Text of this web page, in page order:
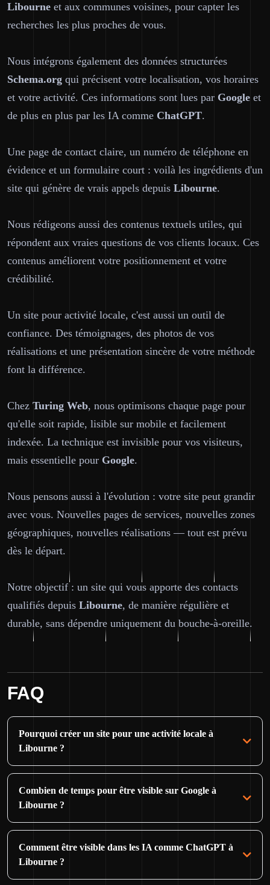
Libourne et aux communes voisines, pour capter les
recherches les plus proches de vous.
Nous intégrons également des données structurées
Schema.org qui précisent votre localisation, vos horaires
et votre activité. Ces informations sont lues par Google et
de plus en plus par les IA comme ChatGPT.
Une page de contact claire, un numéro de téléphone en
évidence et un formulaire court : voilà les ingrédients d'un
site qui génère de vrais appels depuis Libourne.
Nous rédigeons aussi des contenus textuels utiles, qui
répondent aux vraies questions de vos clients locaux. Ces
contenus améliorent votre positionnement et votre
crédibilité.
Un site pour activité locale, c'est aussi un outil de
confiance. Des témoignages, des photos de vos
réalisations et une présentation sincère de votre méthode
font la différence.
Chez Turing Web, nous optimisons chaque page pour
qu'elle soit rapide, lisible sur mobile et facilement
indexée. La technique est invisible pour vos visiteurs,
mais essentielle pour Google.
Nous pensons aussi à l'évolution : votre site peut grandir
avec vous. Nouvelles pages de services, nouvelles zones
géographiques, nouvelles réalisations — tout est prévu
dès le départ.
Notre objectif : un site qui vous apporte des contacts
qualifiés depuis Libourne, de manière régulière et
durable, sans dépendre uniquement du bouche-à-oreille.
FAQ
Pourquoi créer un site pour une activité locale à
Libourne ?
Combien de temps pour être visible sur Google à
Libourne ?
Comment être visible dans les IA comme ChatGPT à
Libourne ?